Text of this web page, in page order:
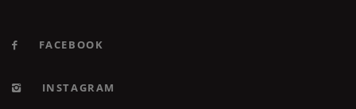
FACEBOOK
INSTAGRAM